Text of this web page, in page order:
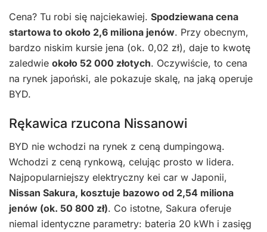
Cena? Tu robi się najciekawiej. Spodziewana cena
startowa to około 2,6 miliona jenów. Przy obecnym,
bardzo niskim kursie jena (ok. 0,02 zł), daje to kwotę
zaledwie około 52 000 złotych. Oczywiście, to cena
na rynek japoński, ale pokazuje skalę, na jaką operuje
BYD.
Rękawica rzucona Nissanowi
BYD nie wchodzi na rynek z ceną dumpingową.
Wchodzi z ceną rynkową, celując prosto w lidera.
Najpopularniejszy elektryczny kei car w Japonii,
Nissan Sakura, kosztuje bazowo od 2,54 miliona
jenów (ok. 50 800 zł). Co istotne, Sakura oferuje
niemal identyczne parametry: bateria 20 kWh i zasięg